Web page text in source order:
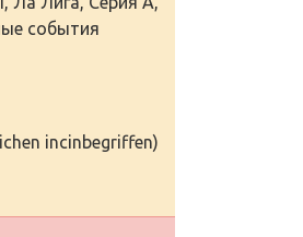
события
incinbegriffen)